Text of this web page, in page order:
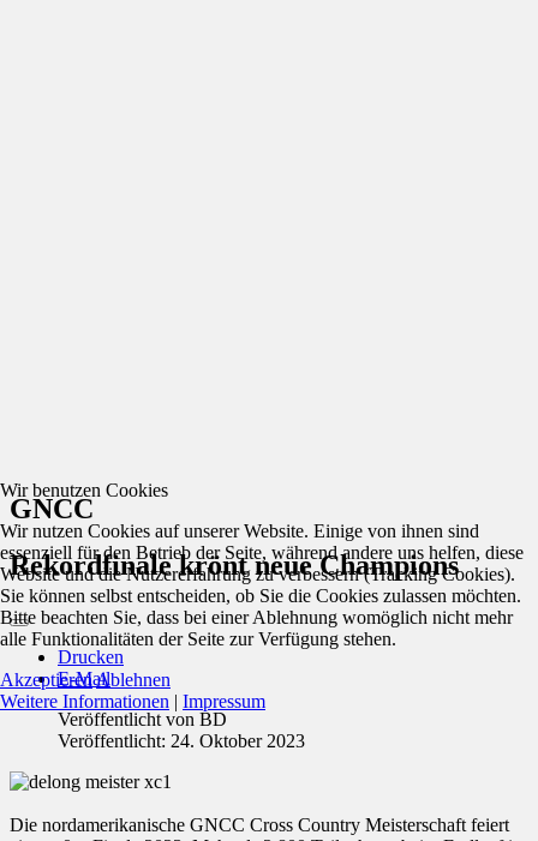
GNCC
Rekordfinale krönt neue Champions
Drucken
E-Mail
Veröffentlicht von BD
Veröffentlicht: 24. Oktober 2023
Die nordamerikanische GNCC Cross Country Meisterschaft feiert
Wir benutzen Cookies
Wir nutzen Cookies auf unserer Website. Einige von ihnen sind
essenziell für den Betrieb der Seite, während andere uns helfen, diese
Website und die Nutzererfahrung zu verbessern (Tracking Cookies).
Sie können selbst entscheiden, ob Sie die Cookies zulassen möchten.
Bitte beachten Sie, dass bei einer Ablehnung womöglich nicht mehr
alle Funktionalitäten der Seite zur Verfügung stehen.
AkzeptierenAblehnen
Weitere Informationen | Impressum